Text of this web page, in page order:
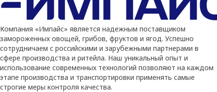
Компания «Импайс» является надежным поставщиком
замороженных овощей, грибов, фруктов и ягод. Успешно
сотрудничаем с российскими и зарубежными партнерами в
сфере производства и ритейла. Наш уникальный опыт и
использование современных технологий позволяют на каждом
этапе производства и транспортировки применять самые
строгие меры контроля качества.